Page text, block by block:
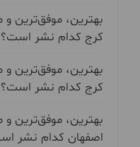
بهترین، موفق‌ترین
کرج کدام نشر است؟
بهترین، موفق‌ترین
کرج کدام نشر است؟
بهترین، موفق‌ترین
اصفهان کدام نشر